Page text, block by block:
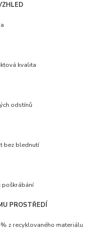
kvalita
odstínů
bez blednutí
PROSTŘEDÍ
z recyklovaného materiálu